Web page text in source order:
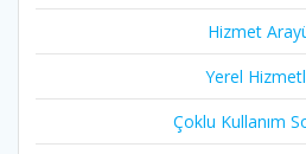
Hizmet
Yerel
Çoklu Kullanım